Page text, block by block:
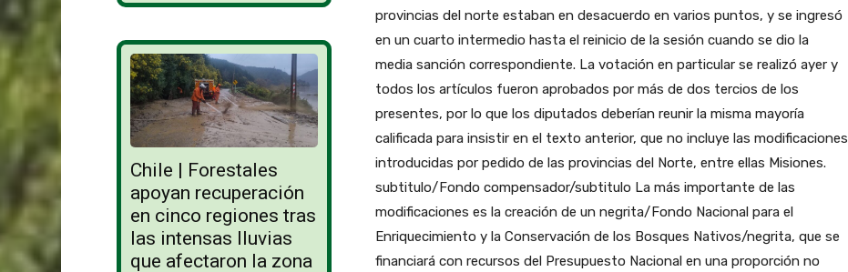
Chile | Forestales
apoyan recuperación
en cinco regiones tras
las intensas lluvias
que afectaron la zona
provincias del norte estaban en desacuerdo en varios puntos, y se ingresó
en un cuarto intermedio hasta el reinicio de la sesión cuando se dio la
media sanción correspondiente. La votación en particular se realizó ayer y
todos los artículos fueron aprobados por más de dos tercios de los
presentes, por lo que los diputados deberían reunir la misma mayoría
calificada para insistir en el texto anterior, que no incluye las modificaciones
introducidas por pedido de las provincias del Norte, entre ellas Misiones.
subtitulo/Fondo compensador/subtitulo La más importante de las
modificaciones es la creación de un negrita/Fondo Nacional para el
Enriquecimiento y la Conservación de los Bosques Nativos/negrita, que se
financiará con recursos del Presupuesto Nacional en una proporción no